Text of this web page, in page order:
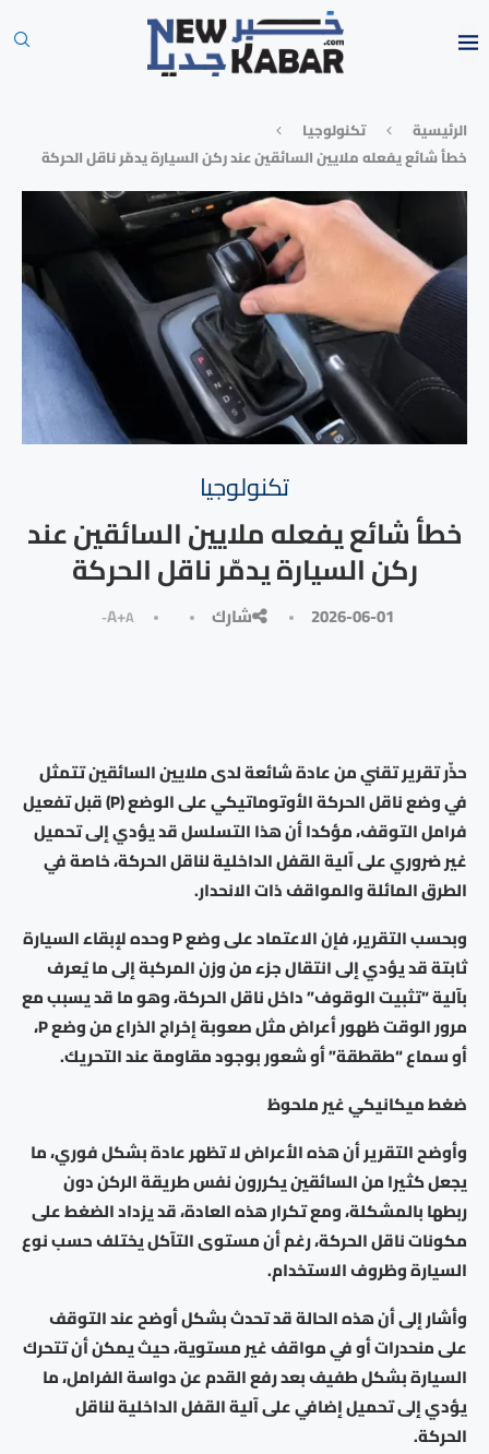
الرئيسية
تكنولوجيا
خطأ شائع يفعله ملايين السائقين عند ركن السيارة يدمّر ناقل الحركة
تكنولوجيا
خطأ شائع يفعله ملايين السائقين عند
ركن السيارة يدمّر ناقل الحركة
2026-06-01 شارك A+A-
حذّر تقرير تقني من عادة شائعة لدى ملايين السائقين تتمثل
في وضع ناقل الحركة الأوتوماتيكي على الوضع (P) قبل تفعيل
فرامل التوقف، مؤكدا أن هذا التسلسل قد يؤدي إلى تحميل
غير ضروري على آلية القفل الداخلية لناقل الحركة، خاصة في
الطرق المائلة والمواقف ذات الانحدار.
وبحسب التقرير، فإن الاعتماد على وضع P وحده لإبقاء السيارة
ثابتة قد يؤدي إلى انتقال جزء من وزن المركبة إلى ما يُعرف
بآلية “تثبيت الوقوف” داخل ناقل الحركة، وهو ما قد يسبب مع
مرور الوقت ظهور أعراض مثل صعوبة إخراج الذراع من وضع P،
أو سماع “طقطقة” أو شعور بوجود مقاومة عند التحريك.
ضغط ميكانيكي غير ملحوظ
وأوضح التقرير أن هذه الأعراض لا تظهر عادة بشكل فوري، ما
يجعل كثيرا من السائقين يكررون نفس طريقة الركن دون
ربطها بالمشكلة، ومع تكرار هذه العادة، قد يزداد الضغط على
مكونات ناقل الحركة، رغم أن مستوى التآكل يختلف حسب نوع
السيارة وظروف الاستخدام.
وأشار إلى أن هذه الحالة قد تحدث بشكل أوضح عند التوقف
على منحدرات أو في مواقف غير مستوية، حيث يمكن أن تتحرك
السيارة بشكل طفيف بعد رفع القدم عن دواسة الفرامل، ما
يؤدي إلى تحميل إضافي على آلية القفل الداخلية لناقل
الحركة.